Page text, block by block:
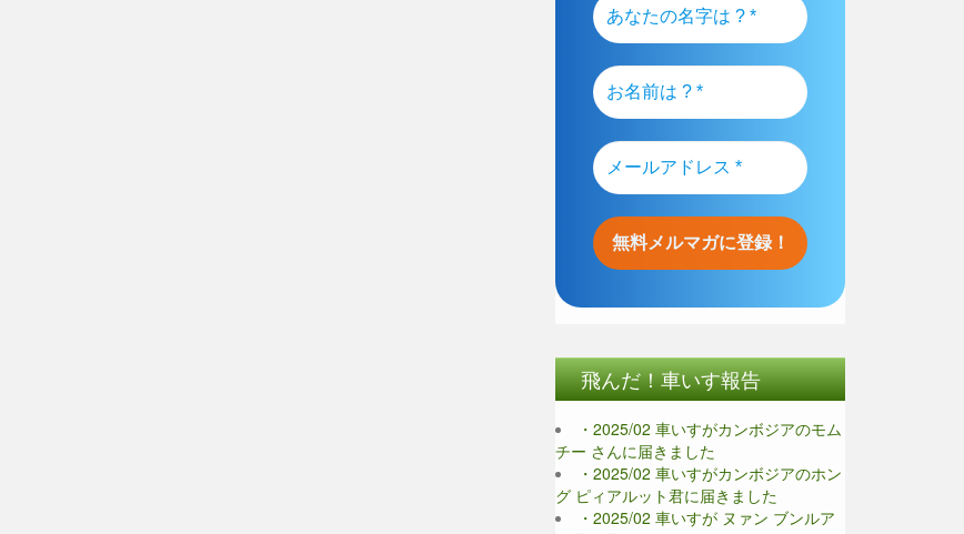
飛んだ！車いす報告
・2025/02 車いすがカンボジアのモム
チー さんに届きました
・2025/02 車いすがカンボジアのホン
グ ピィアルット君に届きました
・2025/02 車いすが ヌァン ブンルア